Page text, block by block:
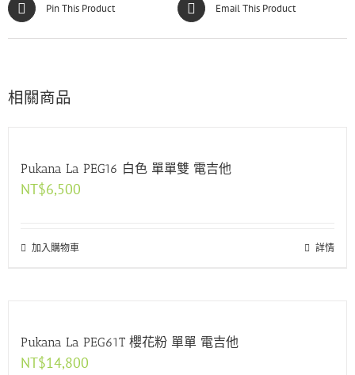
Pin This Product Email This Product
相關商品
Pukana La PEG16 白色 單單雙 電吉他
NT$6,500
加入購物車 詳情
Pukana La PEG61T 櫻花粉 單單 電吉他
NT$14,800